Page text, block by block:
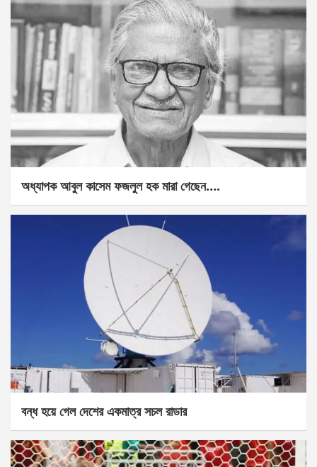
অধ্যাপক আবুল কাসেম ফজলুল হক মারা গেছেন….
বন্ধ হয়ে গেল দেশের একমাত্র সচল রাডার